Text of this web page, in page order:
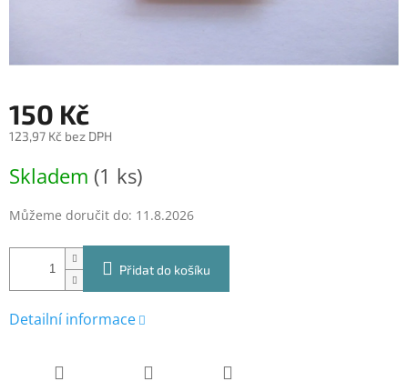
150 Kč
123,97 Kč bez DPH
cena:
Skladem (1 ks)
Můžeme doručit do: 11.8.2026
Přidat do košíku
Detailní informace